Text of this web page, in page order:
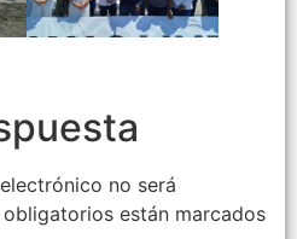
no será
están marcados